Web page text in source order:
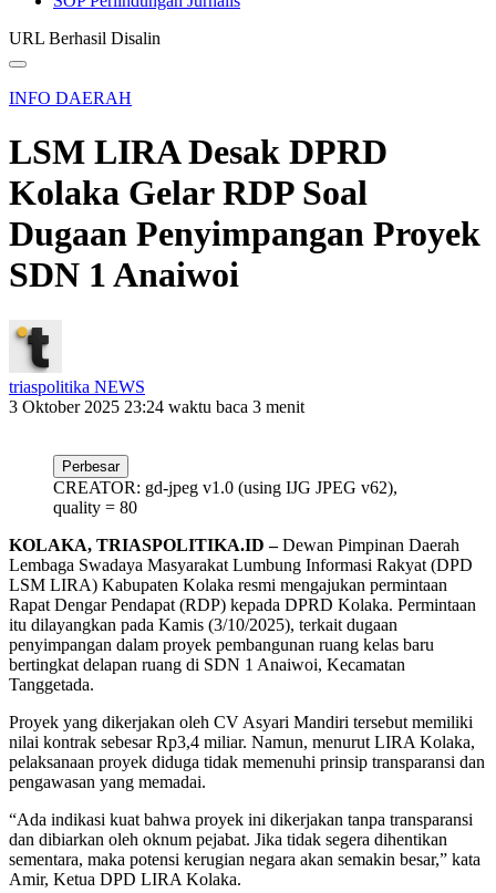
URL Berhasil Disalin
INFO DAERAH
LSM LIRA Desak DPRD
Kolaka Gelar RDP Soal
Dugaan Penyimpangan Proyek
SDN 1 Anaiwoi
triaspolitika NEWS
3 Oktober 2025 23:24 waktu baca 3 menit
Perbesar
CREATOR: gd-jpeg v1.0 (using IJG JPEG v62),
quality = 80
KOLAKA, TRIASPOLITIKA.ID –Dewan Pimpinan Daerah
Lembaga Swadaya Masyarakat Lumbung Informasi Rakyat (DPD
LSM LIRA) Kabupaten Kolaka resmi mengajukan permintaan
Rapat Dengar Pendapat (RDP) kepada DPRD Kolaka. Permintaan
itu dilayangkan pada Kamis (3/10/2025), terkait dugaan
penyimpangan dalam proyek pembangunan ruang kelas baru
bertingkat delapan ruang di SDN 1 Anaiwoi, Kecamatan
Tanggetada.
Proyek yang dikerjakan oleh CV Asyari Mandiri tersebut memiliki
nilai kontrak sebesar Rp3,4 miliar. Namun, menurut LIRA Kolaka,
pelaksanaan proyek diduga tidak memenuhi prinsip transparansi dan
pengawasan yang memadai.
“Ada indikasi kuat bahwa proyek ini dikerjakan tanpa transparansi
dan dibiarkan oleh oknum pejabat. Jika tidak segera dihentikan
sementara, maka potensi kerugian negara akan semakin besar,” kata
Amir, Ketua DPD LIRA Kolaka.